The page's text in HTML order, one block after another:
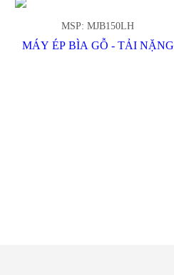
MSP: MJB150LH
MÁY ÉP BÌA GỖ - TẢI NẶNG